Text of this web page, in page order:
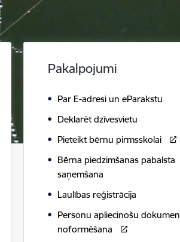
Pakalpojumi
Par E-adresi un eParakstu
Deklarēt dzīvesvietu
Pieteikt bērnu pirmsskolai
Bērna piedzimšanas pabalsta
saņemšana
Laulības reģistrācija
Personu apliecinošu
noformēšana